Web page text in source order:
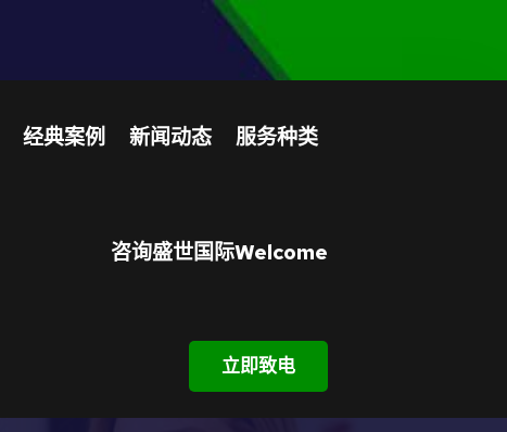
经典案例 新闻动态 服务种类
咨询盛世国际welcome
立即致电